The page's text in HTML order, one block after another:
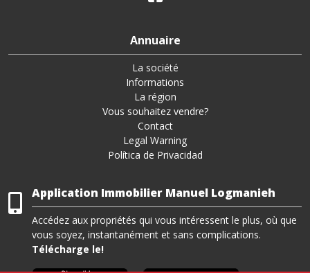
Annuaire
La société
Informations
La région
Vous souhaitez vendre?
Contact
Legal Warning
Política de Privacidad
Application Immobilier Manuel Logmanieh
Accédez aux propriétés qui vous intéressent le plus, où que
vous soyez, instantanément et sans complications.
Télécharge le!